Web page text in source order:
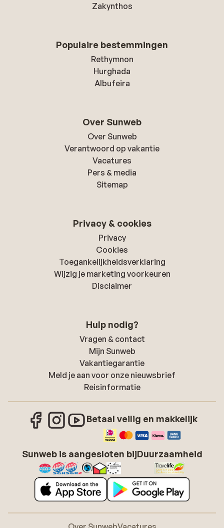
Zakynthos
Populaire bestemmingen
Rethymnon
Hurghada
Albufeira
Over Sunweb
Over Sunweb
Verantwoord op vakantie
Vacatures
Pers & media
Sitemap
Privacy & cookies
Privacy
Cookies
Toegankelijkheidsverklaring
Wijzig je marketing voorkeuren
Disclaimer
Hulp nodig?
Vragen & contact
Mijn Sunweb
Vakantiegarantie
Meld je aan voor onze nieuwsbrief
Reisinformatie
Betaal veilig en makkelijk
Sunweb is aangesloten bijDuurzaamheid